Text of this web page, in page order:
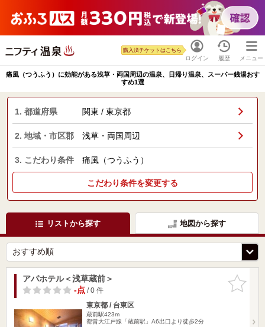
ログイン
購入済チケットはこちら
履歴 メニュー
痛風（つうふう）に効能がある浅草・両国周辺の温泉、日帰り温泉、スーパー銭湯おす
すめ1選
1. 都道府県 関東 / 東京都
2. 地域・市区郡 浅草・両国周辺
3. こだわり条件 痛風（つうふう）
こだわり条件を変更する
リストから探す 地図から探す
お気に入
りに追加
アパホテル＜浅草蔵前＞
-点/ 0 件
東京都 / 台東区
蔵前駅423m
都営大江戸線「蔵前駅」A6出口より徒歩2分